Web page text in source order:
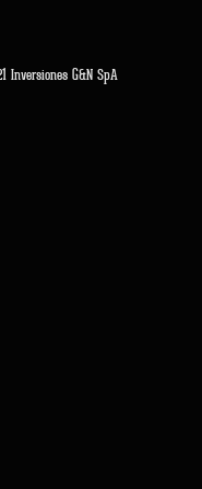
Inversiones G&N SpA